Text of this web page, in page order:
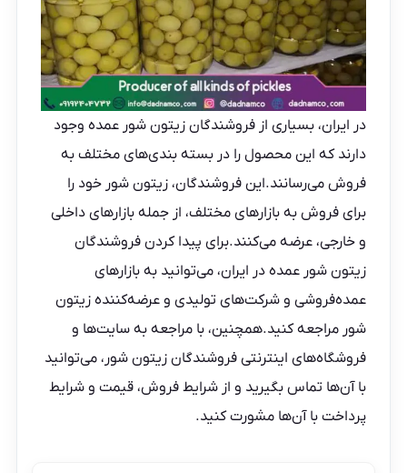
در ایران، بسیاری از فروشندگان زیتون شور عمده وجود
دارند که این محصول را در بسته بندی‌های مختلف به
فروش می‌رسانند.این فروشندگان، زیتون شور خود را
برای فروش به بازارهای مختلف، از جمله بازارهای داخلی
و خارجی، عرضه می‌کنند.برای پیدا کردن فروشندگان
زیتون شور عمده در ایران، می‌توانید به بازارهای
عمده‌فروشی و شرکت‌های تولیدی و عرضه‌کننده زیتون
شور مراجعه کنید.همچنین، با مراجعه به سایت‌ها و
فروشگاه‌های اینترنتی فروشندگان زیتون شور ، می‌توانید
با آن‌ها تماس بگیرید و از شرایط فروش، قیمت و شرایط
پرداخت با آن‌ها مشورت کنید.